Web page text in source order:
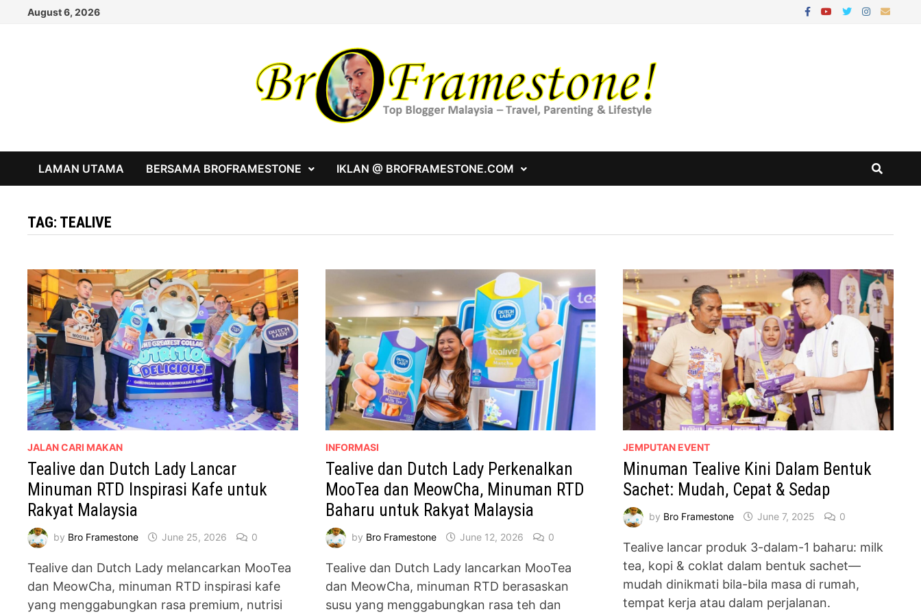
August 6, 2026
LAMAN UTAMA BERSAMA BROFRAMESTONE IKLAN @ BROFRAMESTONE.COM
TAG: TEALIVE
JALAN CARI MAKAN
Tealive dan Dutch Lady Lancar
Minuman RTD Inspirasi Kafe untuk
Rakyat Malaysia
by Bro Framestone June 25, 2026 0
Tealive dan Dutch Lady melancarkan MooTea
dan MeowCha, minuman RTD inspirasi kafe
yang menggabungkan rasa premium, nutrisi
INFORMASI
Tealive dan Dutch Lady Perkenalkan
MooTea dan MeowCha, Minuman RTD
Baharu untuk Rakyat Malaysia
by Bro Framestone June 12, 2026 0
Tealive dan Dutch Lady lancarkan MooTea
dan MeowCha, minuman RTD berasaskan
susu yang menggabungkan rasa teh dan
JEMPUTAN EVENT
Minuman Tealive Kini Dalam Bentuk
Sachet: Mudah, Cepat & Sedap
by Bro Framestone June 7, 2025 0
Tealive lancar produk 3-dalam-1 baharu: milk
tea, kopi & coklat dalam bentuk sachet—
mudah dinikmati bila-bila masa di rumah,
tempat kerja atau dalam perjalanan.